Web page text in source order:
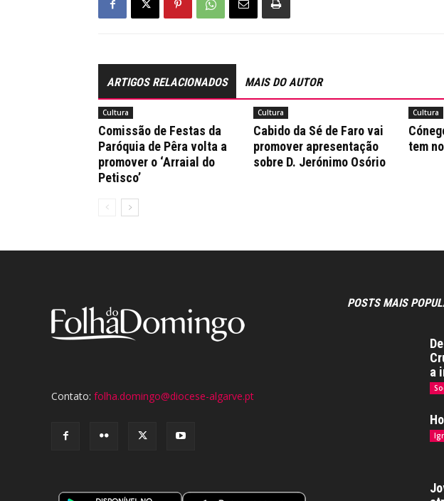
ARTIGOS RELACIONADOS MAIS DO AUTOR
Cultura
Comissão de Festas da
Paróquia de Pêra volta a
promover o ‘Arraial do
Petisco’
Cultura
Cabido da Sé de Faro vai
promover apresentação
sobre D. Jerónimo Osório
Cultura
tem
Contato: folha.domingo@diocese-algarve.pt
POSTS MAIS
a